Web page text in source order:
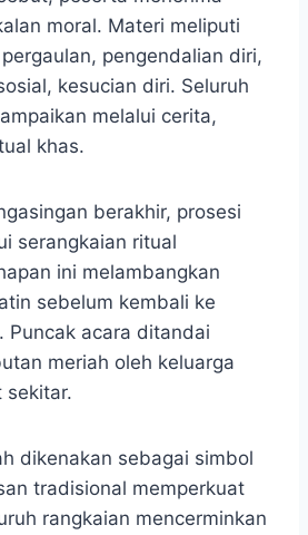
moral. Materi meliputi
pengendalian diri,
kesucian diri. Seluruh
melalui cerita,
khas.
berakhir, prosesi
serangkaian ritual
ini melambangkan
sebelum kembali ke
Puncak acara ditandai
meriah oleh keluarga
sekitar.
dikenakan sebagai simbol
tradisional memperkuat
rangkaian mencerminkan